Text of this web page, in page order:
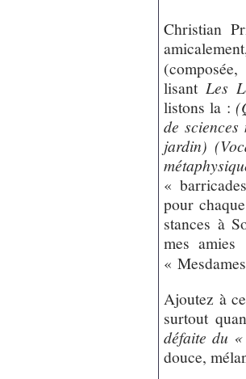
Christian
lisantLes
listons la :
de
jardin)
«
pour
stances à
mes
«
Ajoutez à
surtout
défaite du
douce,